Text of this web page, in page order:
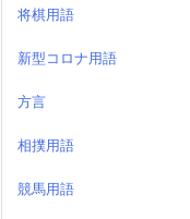
将棋用語
新型コロナ用語
方言
相撲用語
競馬用語